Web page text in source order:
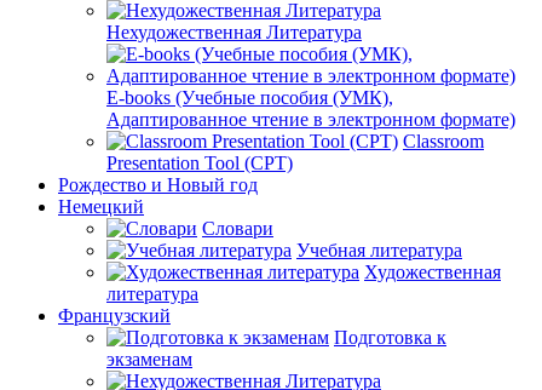
Нехудожественная Литература
E-books (Учебные пособия (УМК),
Адаптированное чтение в электронном формате)
Classroom
Presentation Tool (CPT)
Рождество и Новый год
Немецкий
Словари
Учебная литература
Художественная
литература
Французский
Подготовка к
экзаменам